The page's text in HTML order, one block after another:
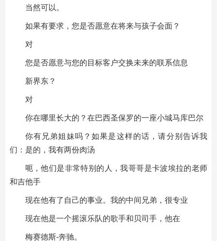
当然可以。
如果有要求，您是否愿意在将来与孩子会面？
对
您是否愿意与您的目标客户交换未来的联系信息
新界东？
对
你在哪里长大的？在巴西圣保罗的一座小城马库巴尔
你有兄弟姐妹吗？如果是这样的话，请分别告诉我
们：是的，我有两份肉汤
呃，他们是非常特别的人，我哥哥是卡波埃拉的老师
和吉他手
现在他有了自己的事业。我的中间兄弟，很专业
现在他是一个摇滚乐队的歌手和贝司手，他在
梅赛德斯-奔驰。